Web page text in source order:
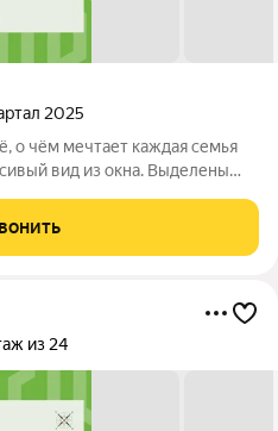
2025
о чём мечтает каждая семья
вид из окна. Выделены
где каждому найдётся место,
из 24